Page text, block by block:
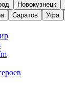
Новокузнецк
Саратов Уфа